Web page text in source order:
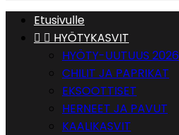
Etusivulle
  HYÖTYKASVIT
HYÖTY-UUTUUS 2026
CHILIT JA PAPRIKAT
EKSOOTTISET
HERNEET JA PAVUT
KAALIKASVIT